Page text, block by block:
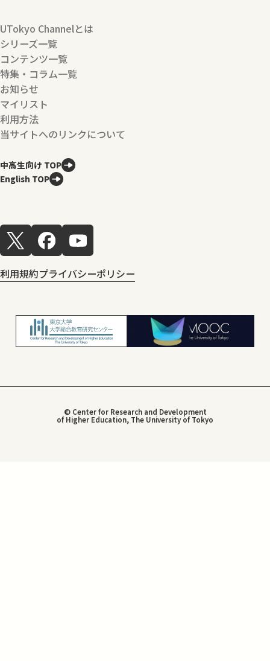
UTokyo Channelとは
シリーズ一覧
コンテンツ一覧
特集・コラム一覧
お知らせ
マイリスト
利用方法
当サイトへのリンクについて
中高生向け TOP
English TOP
利用規約プライバシーポリシー
© Center for Research and Development
of Higher Education, The University of Tokyo